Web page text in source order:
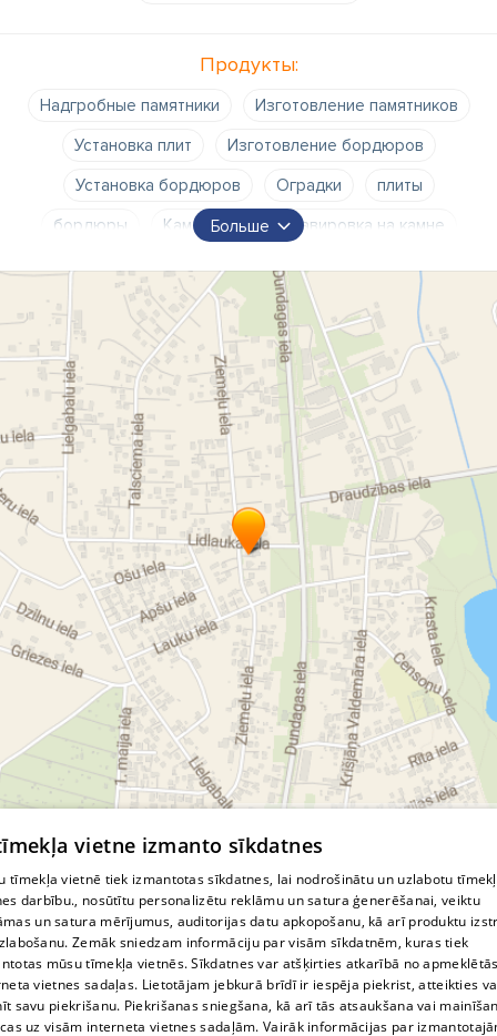
Продукты:
Надгробные памятники
Изготовление памятников
Установка плит
Изготовление бордюров
Установка бордюров
Оградки
плиты
бордюры
Каменотёс
Гравировка на камне
Больше
© MapTiler© OpenStreetMap contributors
vietne izmanto sīkdatnes
tīmekļa vietnē tiek izmantotas sīkdatnes, lai nodrošinātu un uzlabotu
darbību., nosūtītu personalizētu reklāmu un satura ģenerēšanai, veiktu
un satura mērījumus, auditorijas datu apkopošanu, kā arī produktu
Zemāk sniedzam informāciju par visām sīkdatnēm, kuras tiek
mūsu tīmekļa vietnēs. Sīkdatnes var atšķirties atkarībā no
vietnes sadaļas. Lietotājam jebkurā brīdī ir iespēja piekrist, atteikties
savu piekrišanu. Piekrišanas sniegšana, kā arī tās atsaukšana vai
uz visām interneta vietnes sadaļām. Vairāk informācijas par